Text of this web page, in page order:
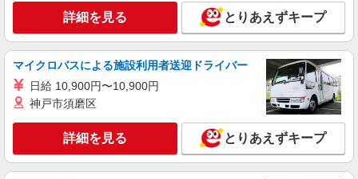
業時は別途時間外手当支給（超過1分〜）
そんぽの家 板橋徳丸/1007aa1
介護スタッフ
【介護福祉士】 月給：305,300円 年収例：410
万円〜 ※下記毎月平均的に支払われる手当を含み
ます。 ・職務手当 ・特別職務手当 ・特別地域手
当 ・（東京都）居住支援特別手当 ・働きがい向上
手当 ・特別夜勤手当 ・日祝手当（月平均2回分）
・夜勤手当（月平均5回分） ※居住支援特別手当
は勤続5年目までの方はさらに1万円支給（再入社
は除く） ◎賞与：基本給2.08ヶ月分/年支給 ◎残
業時は別途時間外手当支給（超過1分〜）
東京都板橋区徳丸6丁目1-11
キープ 詳細を見る
詳細を見る とりあえずキープ
マイクロバスによる施設利用者送迎ドライバー
日給 10,900円〜10,900円
神戸市須磨区
詳細を見る とりあえずキープ